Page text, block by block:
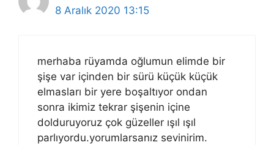
8 Aralık 2020 13:15
merhaba rüyamda oğlumun elimde bir
şişe var içinden bir sürü küçük küçük
elmasları bir yere boşaltıyor ondan
sonra ikimiz tekrar şişenin içine
dolduruyoruz çok güzeller ışıl ışıl
parlıyordu.yorumlarsanız sevinirim.